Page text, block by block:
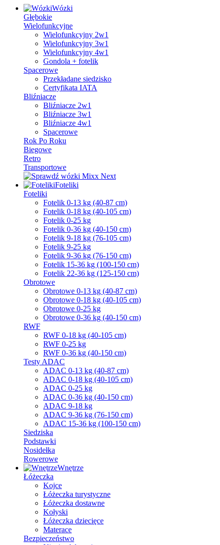
Wózki
Głębokie
Wielofunkcyjne
Wielofunkcyjny 2w1
Wielofunkcyjny 3w1
Wielofunkcyjny 4w1
Gondola + fotelik
Spacerowe
Przekładane siedzisko
Certyfikata IATA
Bliźniacze
Bliźniacze 2w1
Bliźniacze 3w1
Bliźniacze 4w1
Spacerowe
Rok Po Roku
Biegowe
Retro
Transportowe
Foteliki
Foteliki
Fotelik 0-13 kg (40-87 cm)
Fotelik 0-18 kg (40-105 cm)
Fotelik 0-25 kg
Fotelik 0-36 kg (40-150 cm)
Fotelik 9-18 kg (76-105 cm)
Fotelik 9-25 kg
Fotelik 9-36 kg (76-150 cm)
Fotelik 15-36 kg (100-150 cm)
Fotelik 22-36 kg (125-150 cm)
Obrotowe
Obrotowe 0-13 kg (40-87 cm)
Obrotowe 0-18 kg (40-105 cm)
Obrotowe 0-25 kg
Obrotowe 0-36 kg (40-150 cm)
RWF
RWF 0-18 kg (40-105 cm)
RWF 0-25 kg
RWF 0-36 kg (40-150 cm)
Testy ADAC
ADAC 0-13 kg (40-87 cm)
ADAC 0-18 kg (40-105 cm)
ADAC 0-25 kg
ADAC 0-36 kg (40-150 cm)
ADAC 9-18 kg
ADAC 9-36 kg (76-150 cm)
ADAC 15-36 kg (100-150 cm)
Siedziska
Podstawki
Nosidełka
Rowerowe
Wnętrze
Łóżeczka
Kojce
Łóżeczka turystyczne
Łóżeczka dostawne
Kołyski
Łóżeczka dziecięce
Materace
Bezpieczeństwo